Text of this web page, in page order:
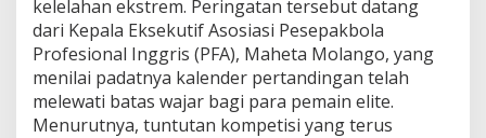
kelelahan ekstrem. Peringatan tersebut datang
dari Kepala Eksekutif Asosiasi Pesepakbola
Profesional Inggris (PFA), Maheta Molango, yang
menilai padatnya kalender pertandingan telah
melewati batas wajar bagi para pemain elite.
Menurutnya, tuntutan kompetisi yang terus